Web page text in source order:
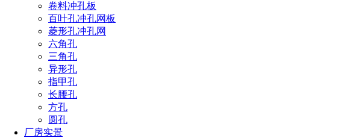
卷料冲孔板
百叶孔冲孔网板
菱形孔冲孔网
六角孔
三角孔
异形孔
指甲孔
长腰孔
方孔
圆孔
厂房实景